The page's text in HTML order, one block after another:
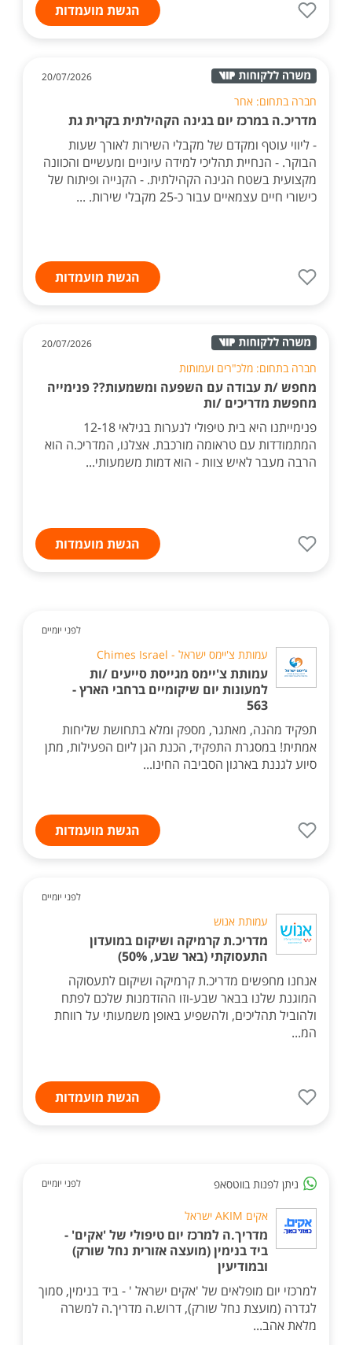
הגשת מועמדות
20/07/2026
חברה בתחום: אחר
מדריכ.ה במרכז יום בגינה הקהילתית בקרית גת
- ליווי עוטף ומקדם של מקבלי השירות לאורך שעות
הבוקר. - הנחיית תהליכי למידה עיוניים ומעשיים והכוונה
מקצועית בשטח הגינה הקהילתית. - הקנייה ופיתוח של
כישורי חיים עצמאיים עבור כ-25 מקבלי שירות. ...
הגשת מועמדות
20/07/2026
חברה בתחום: מלכ"רים ועמותות
מחפש /ת עבודה עם השפעה ומשמעות?? פנימייה
מחפשת מדריכים /ות
פנימייתנו היא בית טיפולי לנערות בגילאי 12-18
המתמודדות עם טראומה מורכבת. אצלנו, המדריכ.ה הוא
הרבה מעבר לאיש צוות - הוא דמות משמעותי...
הגשת מועמדות
לפני יומיים
עמותת צ'יימס ישראל - Chimes Israel
עמותת צ'יימס מגייסת סייעים /ות
למעונות יום שיקומיים ברחבי הארץ -
563
תפקיד מהנה, מאתגר, מספק ומלא בתחושת שליחות
אמתית! במסגרת התפקיד, הכנת הגן ליום הפעילות, מתן
סיוע לגננת בארגון הסביבה החינו...
הגשת מועמדות
לפני יומיים
עמותת אנוש
מדריכ.ת קרמיקה ושיקום במועדון
התעסוקתי (באר שבע, 50%)
אנחנו מחפשים מדריכ.ת קרמיקה ושיקום לתעסוקה
המוגנת שלנו בבאר שבע-וזו ההזדמנות שלכם לפתח
ולהוביל תהליכים, ולהשפיע באופן משמעותי על רווחת
המ...
הגשת מועמדות
ניתן לפנות בווטסאפ לפני יומיים
אקים AKIM ישראל
מדריך.ה למרכז יום טיפולי של 'אקים' -
ביד בנימין (מועצה אזורית נחל שורק)
ובמודיעין
למרכזי יום מופלאים של 'אקים ישראל ' - ביד בנימין, סמוך
לגדרה (מועצת נחל שורק), דרוש.ה מדריך.ה למשרה
מלאת אהב...